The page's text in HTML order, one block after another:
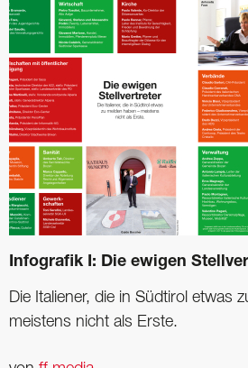
Infografik I: Die ewigen
Die Italiener, die in Südtirol etwas
meistens nicht als Erste.